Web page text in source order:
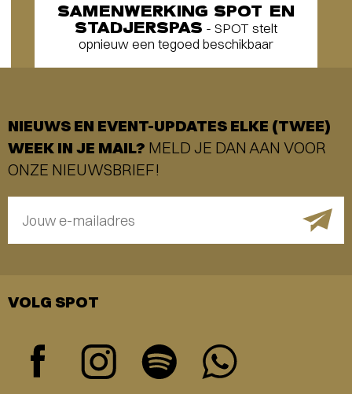
SAMENWERKING SPOT EN
STADJERSPAS - SPOT stelt
opnieuw een tegoed beschikbaar
NIEUWS EN EVENT-UPDATES ELKE (TWEE)
WEEK IN JE MAIL? MELD JE DAN AAN VOOR
ONZE NIEUWSBRIEF!
Jouw e-mailadres
VOLG SPOT